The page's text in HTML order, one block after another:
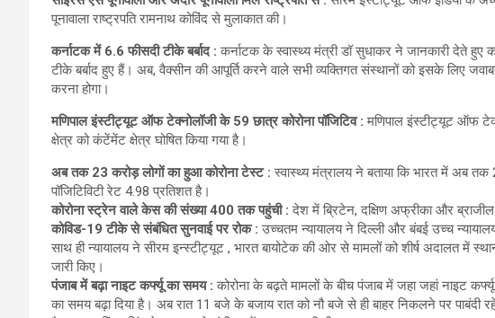
पूनावाला राष्ट्रपति रामनाथ कोविंद से मुलाकात की।
कर्नाटक में 6.6 फीसदी टीके बर्बाद :कर्नाटक के स्वास्थ्य मंत्री डॉ सुधाकर ने जानकारी देते
टीके बर्बाद हुए हैं। अब, वैक्सीन की आपूर्ति करने वाले सभी व्यक्तिगत संस्थानों को इसके लिए
करना होगा।
मणिपाल इंस्टीट्यूट ऑफ टेक्नोलॉजी के 59 छात्र कोरोना पॉजिटिव :मणिपाल इंस्टीट्यूट ऑफ
क्षेत्र को कंटेंमेंट क्षेत्र घोषित किया गया है।
अब तक 23 करोड़ लोगों का हुआ कोरोना टेस्ट :स्वास्थ्य मंत्रालय ने बताया कि भारत में अब
पॉजिटिविटी रेट 4.98 प्रतिशत है।
कोरोना स्ट्रेन वाले केस की संख्या 400 तक पहुंची :देश में ब्रिटेन, दक्षिण अफ्रीका और
कोविड-19 टीके से संबंधित सुनवाई पर रोक :उच्चतम न्यायालय ने दिल्ली और बंबई उच्च
साथ ही न्यायालय ने सीरम इन्स्टीट्यूट , भारत बायोटेक की ओर से मामलों को शीर्ष अदालत में
जारी किए।
पंजाब में बढ़ा नाइट कर्फ्यू का समय :कोरोना के बढ़ते मामलों के बीच पंजाब में जहा जहां नाइट
का समय बढ़ा दिया है। अब रात 11 बजे के बजाय रात को नौ बजे से ही बाहर निकलने पर पाबंदी